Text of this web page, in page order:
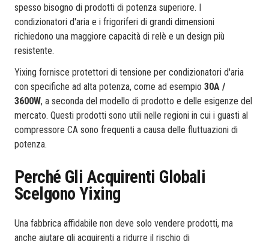
spesso bisogno di prodotti di potenza superiore. I
condizionatori d'aria e i frigoriferi di grandi dimensioni
richiedono una maggiore capacità di relè e un design più
resistente.
Yixing fornisce protettori di tensione per condizionatori d'aria
con specifiche ad alta potenza, come ad esempio 30A /
3600W, a seconda del modello di prodotto e delle esigenze del
mercato. Questi prodotti sono utili nelle regioni in cui i guasti al
compressore CA sono frequenti a causa delle fluttuazioni di
potenza.
Perché Gli Acquirenti Globali
Scelgono Yixing
Una fabbrica affidabile non deve solo vendere prodotti, ma
anche aiutare gli acquirenti a ridurre il rischio di